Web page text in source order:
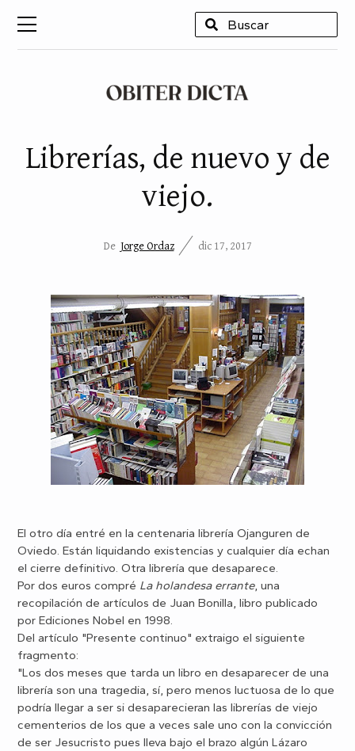
Librerías, de nuevo y de
viejo.
De Jorge Ordaz dic 17, 2017
El otro día entré en la centenaria librería Ojanguren de
Oviedo. Están liquidando existencias y cualquier día echan
el cierre definitivo. Otra librería que desaparece.
Por dos euros compré La holandesa errante, una
recopilación de artículos de Juan Bonilla, libro publicado
por Ediciones Nobel en 1998.
Del artículo "Presente continuo" extraigo el siguiente
fragmento:
"Los dos meses que tarda un libro en desaparecer de una
librería son una tragedia, sí, pero menos luctuosa de lo que
podría llegar a ser si desaparecieran las librerías de viejo
cementerios de los que a veces sale uno con la convicción
de ser Jesucristo pues lleva bajo el brazo algún Lázaro